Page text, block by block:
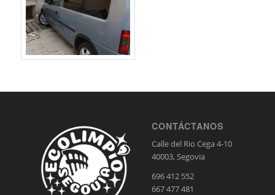
CONTÁCTANOS
Calle del Rio Cega 4-10
40003, Segovia
696 412 552
667 477 481